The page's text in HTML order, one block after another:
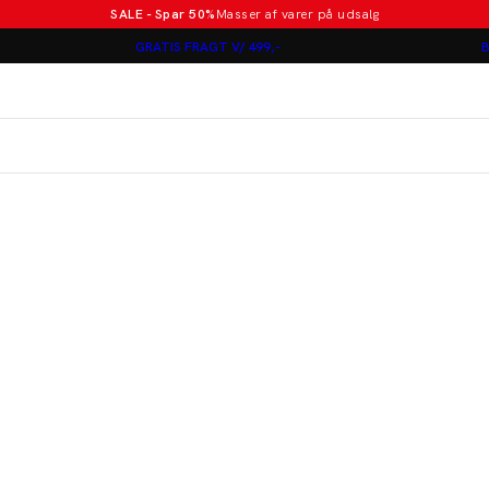
SALE - Spar 50%Masser af varer på udsalg
GRATIS FRAGT V/ 499,-Poloer i nye farver
Jakkesæt fra 1499 kr.
Lindbergh